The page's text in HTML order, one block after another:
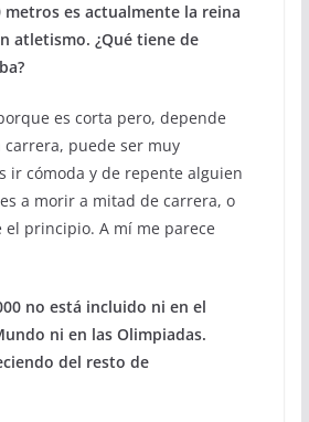
metros es actualmente la reina
atletismo. ¿Qué tiene de
es corta pero, depende
carrera, puede ser muy
ir cómoda y de repente alguien
a morir a mitad de carrera, o
el principio. A mí me parece
no está incluido ni en el
ni en las Olimpiadas.
del resto de